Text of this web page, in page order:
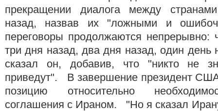
прекращении диалога между
назад, назвав их "ложными и
переговоры продолжаются непрерывно:
три дня назад, два дня назад, один день
сказал он, добавив, что "никто не
приведут". В завершение президент
позицию относительно
соглашения с Ираном. "Но я сказал